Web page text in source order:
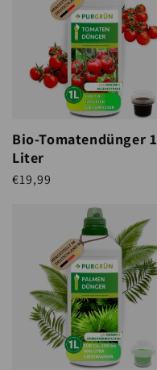
Bio-Tomatendünger 1
Liter
Normaler Preis
€19,99